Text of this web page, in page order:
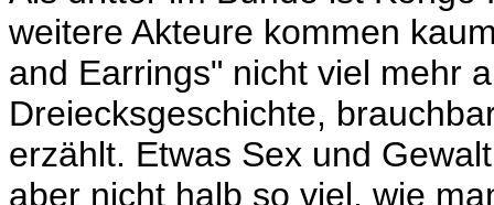
weitere Akteure kommen
and Earrings" nicht viel mehr
Dreiecksgeschichte,
erzählt. Etwas Sex und
aber nicht halb so viel, wie